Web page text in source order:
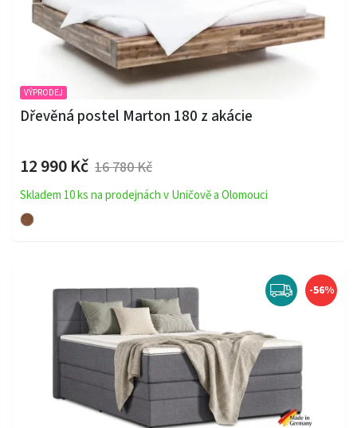
VÝPRODEJ
Dřevěná postel Marton 180 z akácie
12 990 Kč 16 780 Kč
Skladem 10 ks na prodejnách v Uničově a Olomouci
-56%